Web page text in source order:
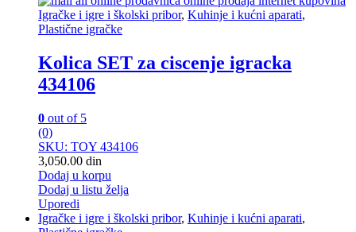
Igračke i igre i školski pribor, Kuhinje i kućni aparati,
Plastične igračke
Kolica SET za ciscenje igracka
434106
0 out of 5
(0)
SKU: TOY 434106
3,050.00 din
Dodaj u korpu
Dodaj u listu želja
Uporedi
Igračke i igre i školski pribor, Kuhinje i kućni aparati,